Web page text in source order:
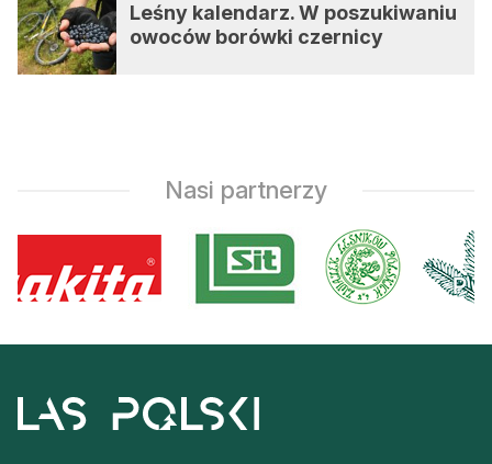
Leśny kalendarz. W poszukiwaniu
owoców borówki czernicy
Nasi partnerzy